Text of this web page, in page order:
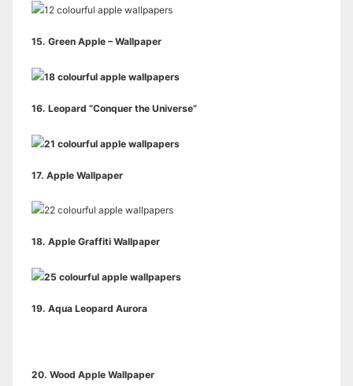
15. Green Apple – Wallpaper
16. Leopard “Conquer the Universe”
17. Apple Wallpaper
18. Apple Graffiti Wallpaper
19. Aqua Leopard Aurora
20. Wood Apple Wallpaper